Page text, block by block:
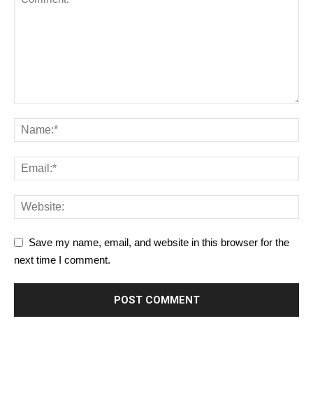
Save my name, email, and website in this browser for the
next time I comment.